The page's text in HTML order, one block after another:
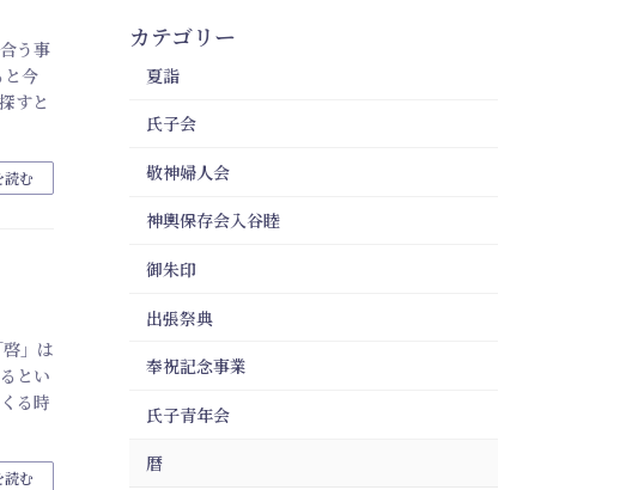
う事
今
すと
読む
」は
とい
る時
読む
カテゴリー
夏詣
氏子会
敬神婦人会
神輿保存会入谷睦
御朱印
出張祭典
奉祝記念事業
氏子青年会
暦